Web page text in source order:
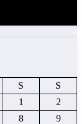
S
S
1
2
8
9